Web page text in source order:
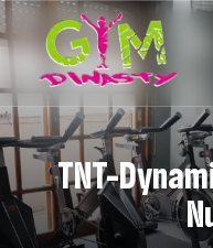
TNT-